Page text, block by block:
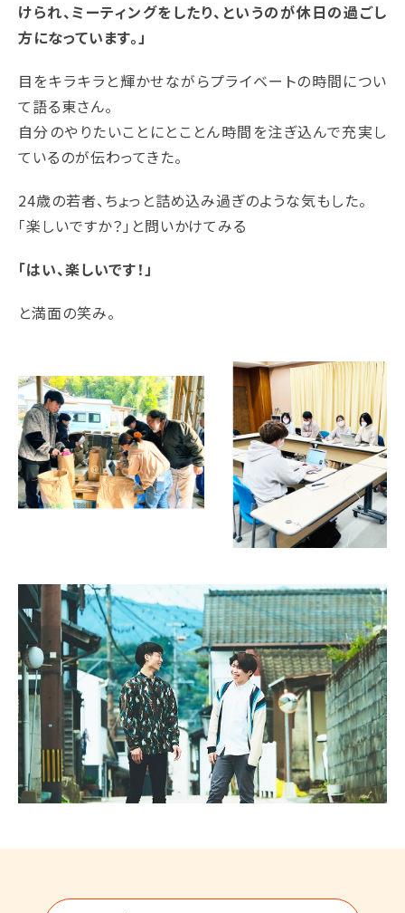
けられ、ミーティングをしたり、というのが休日の過ごし
方になっています。」
目をキラキラと輝かせながらプライベートの時間につい
て語る東さん。
自分のやりたいことにとことん時間を注ぎ込んで充実し
ているのが伝わってきた。
24歳の若者、ちょっと詰め込み過ぎのような気もした。
「楽しいですか？」と問いかけてみる
「はい、楽しいです！」
と満面の笑み。